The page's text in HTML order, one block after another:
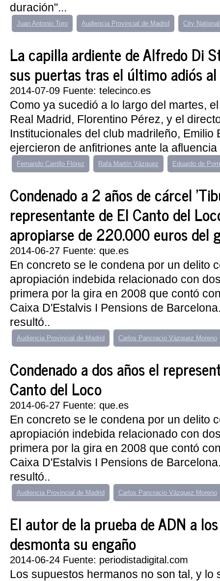
duración"...
Juan Antonio Toro Audiencia Provincial de Madrid City
La capilla ardiente de Alfredo Di
sus puertas tras el último adiós
2014-07-09 Fuente: telecinco.es
Como ya sucedió a lo largo del martes,
Real Madrid, Florentino Pérez, y el
Institucionales del club madrileño, Emilio
ejercieron de anfitriones ante la
Fernando Carrillo Flórez Rafa Martín Vázquez Eduardo de
Condenado a 2 años de cárcel
representante de El Canto del
apropiarse de 220.000 euros del
2014-06-27 Fuente: que.es
En concreto se le condena por un delito
apropiación indebida relacionado con
primera por la gira en 2008 que contó
Caixa D'Estalvis I Pensions de
resultó..
Audiencia Provincial de Madrid Carlos Pancracio Vázquez Moreno
Condenado a dos años el
Canto del Loco
2014-06-27 Fuente: que.es
En concreto se le condena por un delito
apropiación indebida relacionado con
primera por la gira en 2008 que contó
Caixa D'Estalvis I Pensions de
resultó..
Audiencia Provincial de Madrid Carlos Pancracio Vázquez Moreno
El autor de la prueba de ADN a
desmonta su engaño
2014-06-24 Fuente: periodistadigital.com
Los supuestos hermanos no son tal, y lo